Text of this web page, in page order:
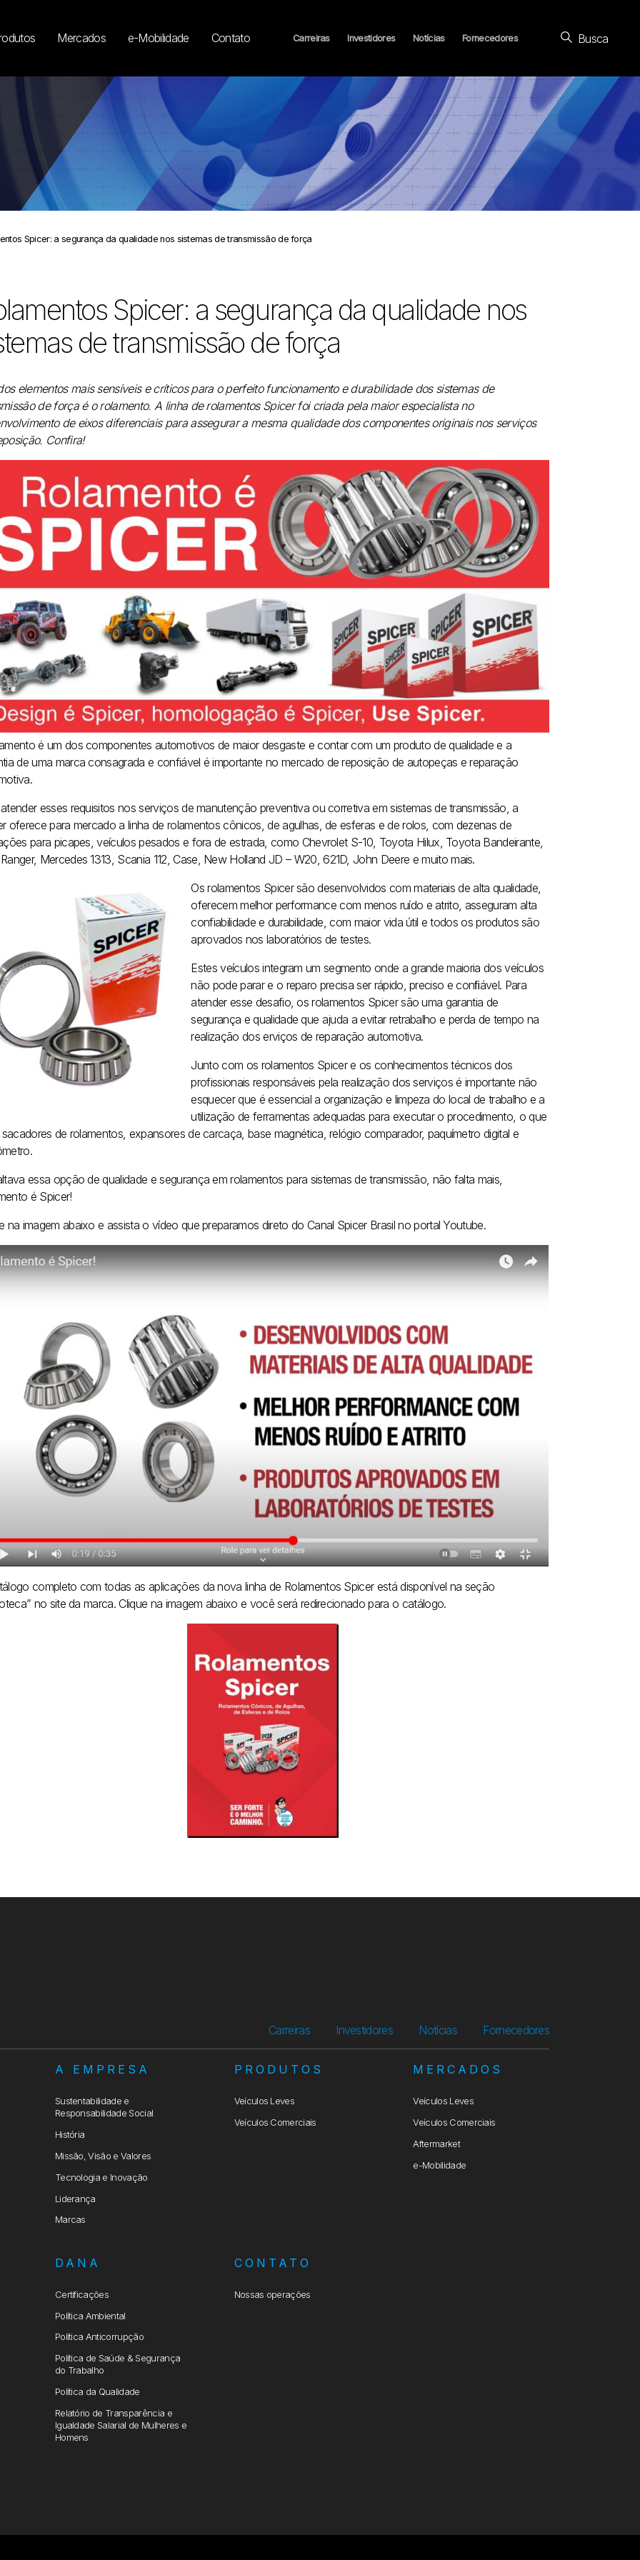
Mercados e-Mobilidade Contato Carreiras Investidores Notícias Fornecedores Busca
Spicer: a segurança da qualidade nos sistemas de transmissão de força
Spicer: a segurança da qualidade nos
de transmissão de força
elementos mais sensíveis e críticos para o perfeito funcionamento e durabilidade dos sistemas de
de força é o rolamento. A linha de rolamentos Spicer foi criada pela maior especialista no
de eixos diferenciais para assegurar a mesma qualidade dos componentes originais nos serviços
Confira!
é um dos componentes automotivos de maior desgaste e contar com um produto de qualidade e a
de uma marca consagrada e confiável é importante no mercado de reposição de autopeças e reparação
esses requisitos nos serviços de manutenção preventiva ou corretiva em sistemas de transmissão, a
oferece para mercado a linha de rolamentos cônicos, de agulhas, de esferas e de rolos, com dezenas de
para picapes, veículos pesados e fora de estrada, como Chevrolet S-10, Toyota Hilux, Toyota Bandeirante,
Mercedes 1313, Scania 112, Case, New Holland JD – W20, 621D, John Deere e muito mais.
Os rolamentos Spicer são desenvolvidos com materiais de alta qualidade,
oferecem melhor performance com menos ruído e atrito, asseguram alta
confiabilidade e durabilidade, com maior vida útil e todos os produtos são
aprovados nos laboratórios de testes.
Estes veículos integram um segmento onde a grande maioria dos veículos
não pode parar e o reparo precisa ser rápido, preciso e conﬁável. Para
atender esse desafio, os rolamentos Spicer são uma garantia de
segurança e qualidade que ajuda a evitar retrabalho e perda de tempo na
realização dos erviços de reparação automotiva.
Junto com os rolamentos Spicer e os conhecimentos técnicos dos
profissionais responsáveis pela realização dos serviços é importante não
esquecer que é essencial a organização e limpeza do local de trabalho e a
utilização de ferramentas adequadas para executar o procedimento, o que
sacadores de rolamentos, expansores de carcaça, base magnética, relógio comparador, paquímetro digital e
essa opção de qualidade e segurança em rolamentos para sistemas de transmissão, não falta mais,
é Spicer!
na imagem abaixo e assista o vídeo que preparamos direto do Canal Spicer Brasil no portal Youtube.
completo com todas as aplicações da nova linha de Rolamentos Spicer está disponível na seção
no site da marca. Clique na imagem abaixo e você será redirecionado para o catálogo.
Carreiras Investidores Notícias Fornecedores
A EMPRESA
Sustentabilidade e
Responsabilidade Social
História
Missão, Visão e Valores
Tecnologia e Inovação
Liderança
Marcas
PRODUTOS
Veículos Leves
Veículos Comerciais
MERCADOS
Veículos Leves
Veículos Comerciais
Aftermarket
e-Mobilidade
DANA
Certificações
Política Ambiental
Política Anticorrupção
Política de Saúde & Segurança
do Trabalho
Política da Qualidade
Relatório de Transparência e
Igualdade Salarial de Mulheres e
Homens
CONTATO
Nossas operações